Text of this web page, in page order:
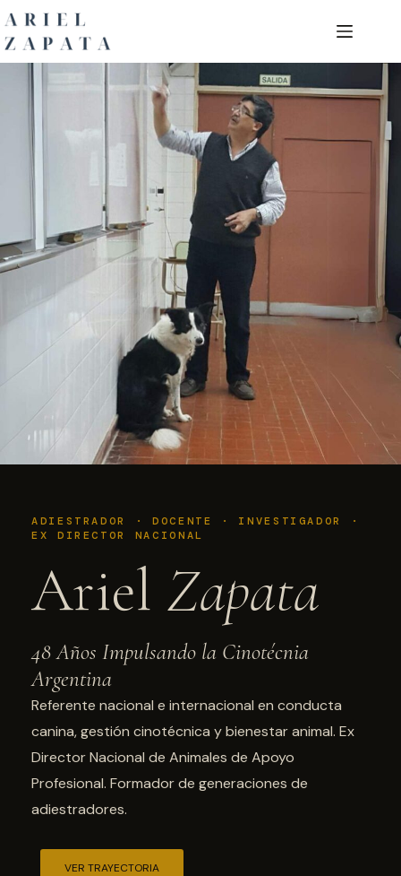
ADIESTRADOR · DOCENTE · INVESTIGADOR ·
EX DIRECTOR NACIONAL
Ariel Zapata
48 Años Impulsando la Cinotécnia
Argentina
Referente nacional e internacional en conducta
canina, gestión cinotécnica y bienestar animal. Ex
Director Nacional de Animales de Apoyo
Profesional. Formador de generaciones de
adiestradores.
VER TRAYECTORIA